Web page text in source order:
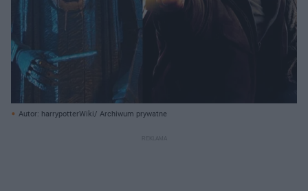
Autor: harrypotterWiki/ Archiwum prywatne